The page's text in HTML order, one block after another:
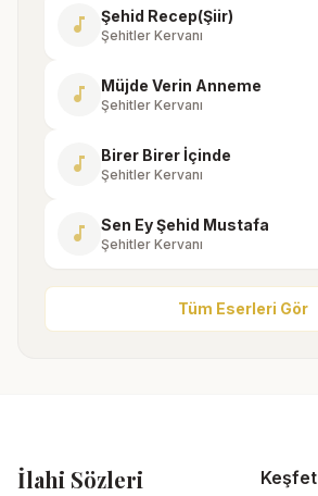
music_note Şehid Recep(Şiir)
Şehitler Kervanı
music_note Müjde Verin Anneme
Şehitler Kervanı
music_note Birer Birer İçinde
Şehitler Kervanı
music_note Sen Ey Şehid Mustafa
Şehitler Kervanı
Tüm Eserleri Gör
İlahi Sözleri Keşfet